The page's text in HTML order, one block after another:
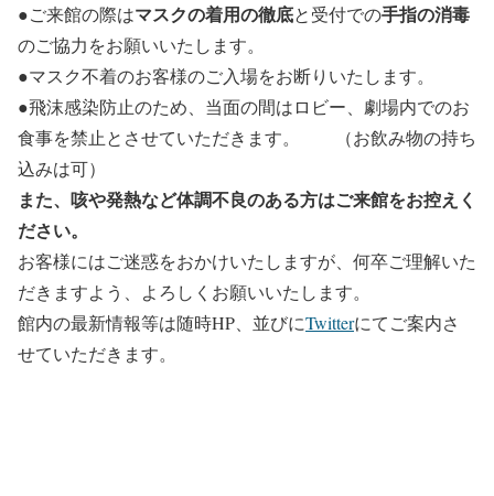
●ご来館の際はマスクの着用の徹底と受付での手指の消毒
のご協力をお願いいたします。
●マスク不着のお客様のご入場をお断りいたします。
●飛沫感染防止のため、当面の間はロビー、劇場内でのお
食事を禁止とさせていただきます。 （お飲み物の持ち
込みは可）
また、咳や発熱など体調不良のある方はご来館をお控えく
ださい。
お客様にはご迷惑をおかけいたしますが、何卒ご理解いた
だきますよう、よろしくお願いいたします。
館内の最新情報等は随時HP、並びにTwitterにてご案内さ
せていただきます。